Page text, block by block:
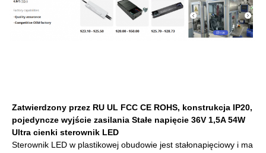
Zatwierdzony przez RU UL FCC CE ROHS, konstrukcja IP20,
pojedyncze wyjście zasilania Stałe napięcie 36V 1,5A 54W
Ultra cienki sterownik LED
Sterownik LED w plastikowej obudowie jest stałonapięciowy i ma